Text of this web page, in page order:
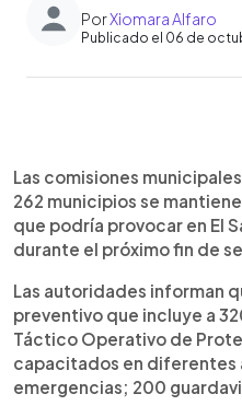
PorXiomara Alfaro
Publicado el 06 de
► Escuchar artículo
Las comisiones
262 municipios se
que podría provocar en El
durante el próximo fin de
Las autoridades informan
preventivo que incluye a
Táctico Operativo de
capacitados en diferentes
emergencias; 200